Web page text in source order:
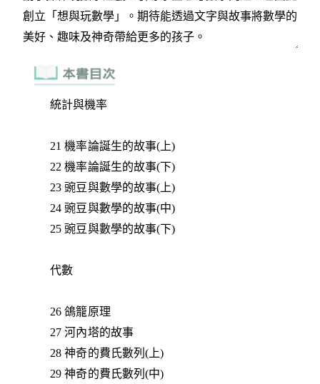
統計與機率
21 機率論誕生的故事(上)
22 機率論誕生的故事(下)
23 豌豆與數學的故事(上)
24 豌豆與數學的故事(中)
25 豌豆與數學的故事(下)
代數
26 鴿籠原理
27 河內塔的故事
28 神奇的費氏數列(上)
29 神奇的費氏數列(中)